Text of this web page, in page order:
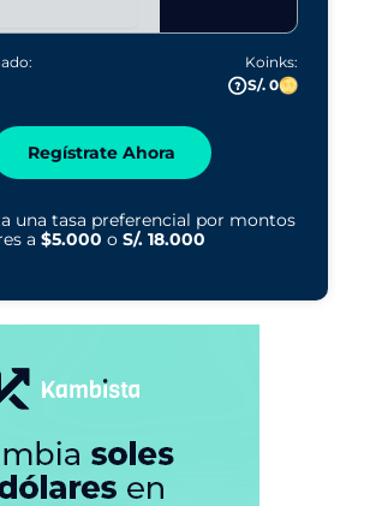
Koinks:
S/. 0
Regístrate Ahora
una tasa preferencial por montos
a $5.000 o S/. 18.000